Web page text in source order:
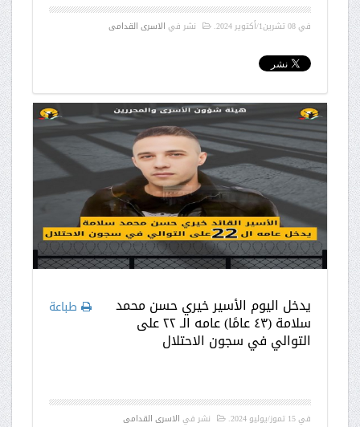
في08 تشرين1/أكتوير 2024 . نشر في الاسرى القدامى
طباعة يدخل اليوم الأسير خيري حسن محمد
سلامة (٤٣ عامًا) عامه الـ ٢٢ على
التوالي في سجون الاحتلال
في15 تموز/يوليو 2024 . نشر في الاسرى القدامى